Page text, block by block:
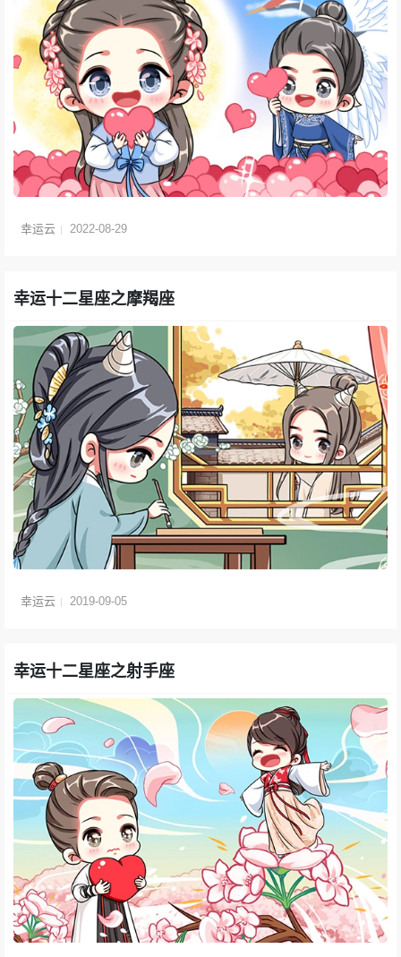
幸运云 2022-08-29
幸运十二星座之摩羯座
幸运云 2019-09-05
幸运十二星座之射手座